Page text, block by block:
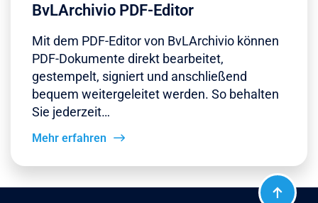
BvLArchivio PDF-Editor
Mit dem PDF-Editor von BvLArchivio können
PDF-Dokumente direkt bearbeitet,
gestempelt, signiert und anschließend
bequem weitergeleitet werden. So behalten
Sie jederzeit…
Mehr erfahren